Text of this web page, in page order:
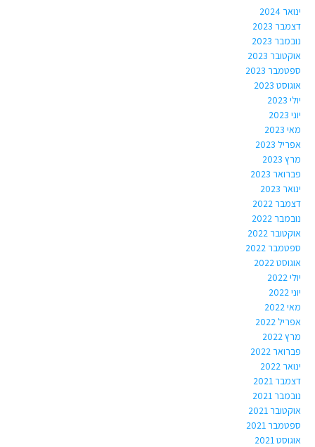
ינואר 2024
דצמבר 2023
נובמבר 2023
אוקטובר 2023
ספטמבר 2023
אוגוסט 2023
יולי 2023
יוני 2023
מאי 2023
אפריל 2023
מרץ 2023
פברואר 2023
ינואר 2023
דצמבר 2022
נובמבר 2022
אוקטובר 2022
ספטמבר 2022
אוגוסט 2022
יולי 2022
יוני 2022
מאי 2022
אפריל 2022
מרץ 2022
פברואר 2022
ינואר 2022
דצמבר 2021
נובמבר 2021
אוקטובר 2021
ספטמבר 2021
אוגוסט 2021